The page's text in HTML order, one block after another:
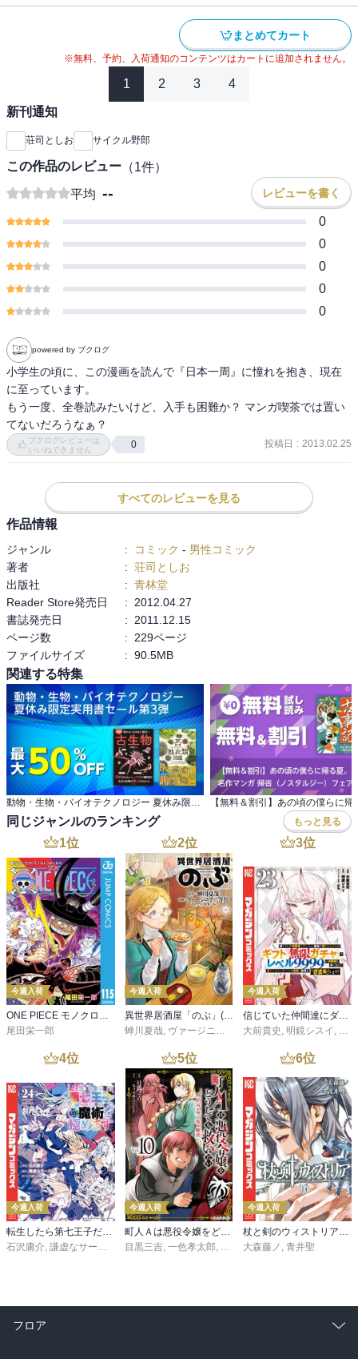
まとめてカート
※無料、予約、入荷通知のコンテンツはカートに追加されません。
1 2 3 4
新刊通知
荘司としお サイクル野郎
この作品のレビュー （1件）
平均 -- レビューを書く
0
0
0
0
0
powered by ブクログ
小学生の頃に、この漫画を読んで『日本一周』に憧れを抱き、現在
に至っています。
もう一度、全巻読みたいけど、入手も困難か？ マンガ喫茶では置い
てないだろうなぁ？
ブクログレビューは
いいねできません
0 投稿日 : 2013.02.25
すべてのレビューを見る
作品情報
ジャンル : コミック - 男性コミック
著者
: 荘司としお
出版社
: 青林堂
Reader Store発売日
:
2012.04.27
書誌発売日
:
2011.12.15
ページ数
:
229ページ
ファイルサイズ
: 90.5MB
関連する特集
動物・生物・バイオテクノロジー 夏休み限定実用書セール第3弾
同じジャンルのランキング もっと見る
1位
今週入荷
ONE PIECE モノクロ版 115
尾田栄一郎
2位
今週入荷
異世界居酒屋「のぶ」(22)
蝉川夏哉, ヴァージニア二等兵 ,転
3位
今週入荷
信じていた仲間達にダンジョン奥地で殺されかけたがギフト『無限ガチャ』でレベル９９９９の仲間達を手に入れて元パーティーメンバーと世界に復讐＆『ざまぁ！』します！（２３）
大前貴史 , 明鏡シスイ , ｔ
4位
今週入荷
石沢庸介 謙虚なサークル メル。
5位
今週入荷
目黒三吉 一色孝太郎 Parum
6位
今週入荷
大森藤ノ 青井聖
フロア